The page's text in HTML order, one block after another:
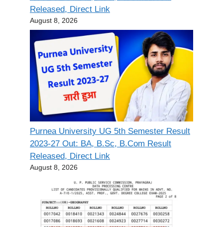
Released, Direct Link
August 8, 2026
Purnea University UG 5th Semester Result
2023-27 Out: BA, B.Sc, B.Com Result
Released, Direct Link
August 8, 2026